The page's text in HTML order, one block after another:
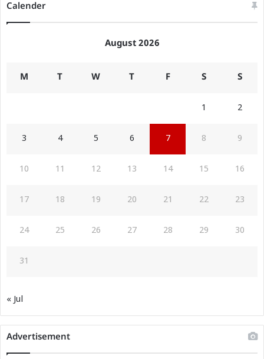
Calender
August 2026
M T W T F S S
1 2
3 4 5 6 7 8 9
10 11 12 13 14 15 16
17 18 19 20 21 22 23
24 25 26 27 28 29 30
31
« Jul
Advertisement